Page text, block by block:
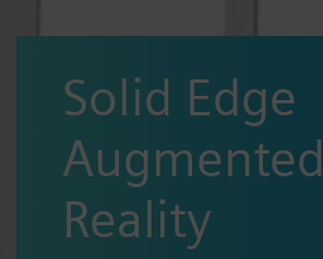
Solid Edge
Augmented
Reality